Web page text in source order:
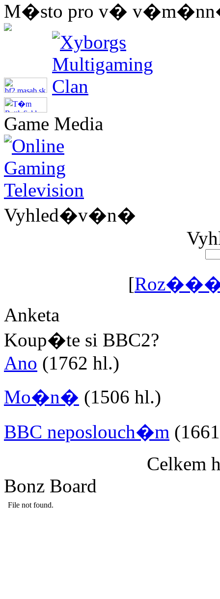
M�sto pro v� v�m�nn�
Game Media
Vyhled�v�n�
[
Anketa
Koup�te si BBC2?
Ano (1762 hl.)
Mo�n� (1506 hl.)
BBC neposlouch�m
Celkem
Bonz Board